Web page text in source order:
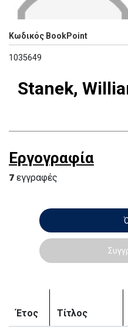
Κωδικός BookPoint
1035649
Stanek,
Εργογραφία
7 εγγραφές
Έτος Τίτλος